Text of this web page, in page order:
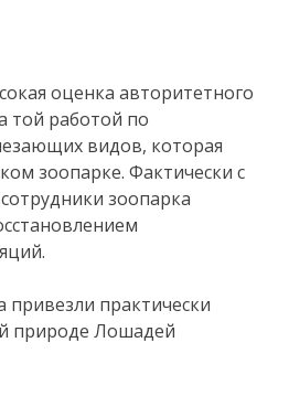
оценка авторитетного
той работой по
видов, которая
зоопарке. Фактически с
зоопарка
привезли практически
природе Лошадей